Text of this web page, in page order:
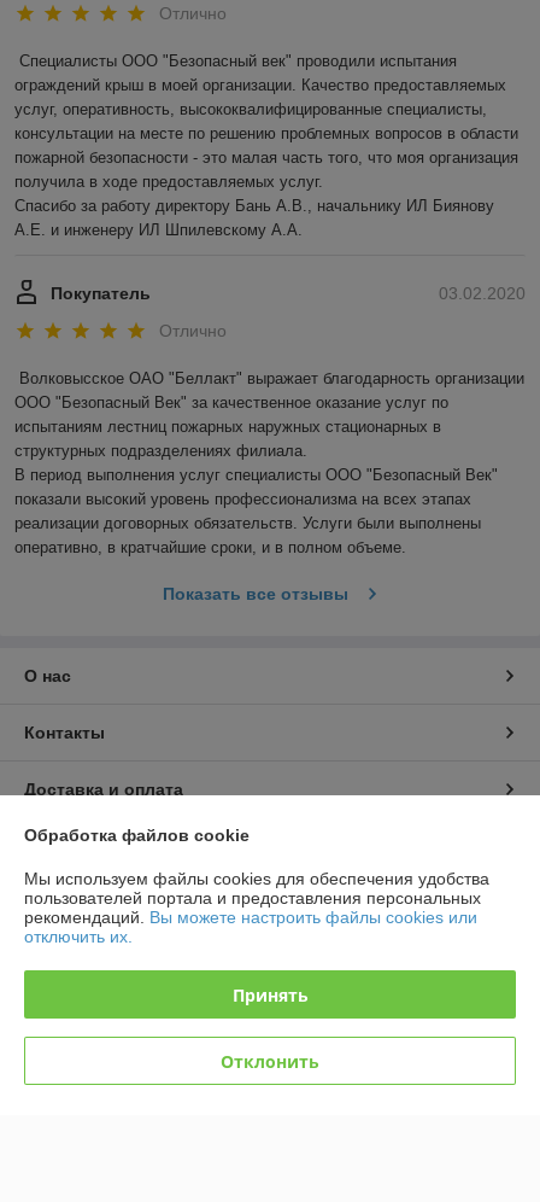
Отлично
Специалисты ООО "Безопасный век" проводили испытания
ограждений крыш в моей организации. Качество предоставляемых
услуг, оперативность, высококвалифицированные специалисты,
консультации на месте по решению проблемных вопросов в области
пожарной безопасности - это малая часть того, что моя организация
получила в ходе предоставляемых услуг.
Спасибо за работу директору Бань А.В., начальнику ИЛ Биянову
А.Е. и инженеру ИЛ Шпилевскому А.А.
03.02.2020
Покупатель
Отлично
Волковысское ОАО "Беллакт" выражает благодарность организации
ООО "Безопасный Век" за качественное оказание услуг по
испытаниям лестниц пожарных наружных стационарных в
структурных подразделениях филиала.
В период выполнения услуг специалисты ООО "Безопасный Век"
показали высокий уровень профессионализма на всех этапах
реализации договорных обязательств. Услуги были выполнены
оперативно, в кратчайшие сроки, и в полном объеме.
Показать все отзывы
О нас
Контакты
Доставка и оплата
График работы
Полная версия сайта
Сайт создан на платформе Deal.by
Обработка файлов cookie
Мы используем файлы cookies для обеспечения удобства
пользователей портала и предоставления персональных
рекомендаций. Вы можете настроить файлы cookies или
отключить их.
Принять
Отклонить